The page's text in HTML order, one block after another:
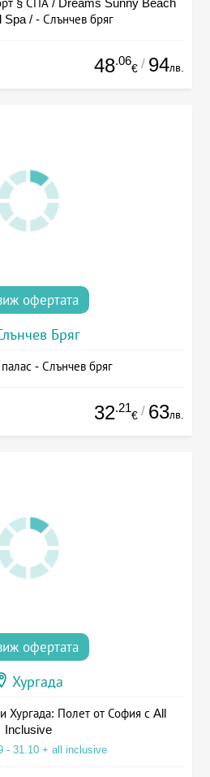
§ СПА / Dreams Sunny Beach
/ - Слънчев бряг
48.06
€ / 94лв.
офертата
Бряг
- Слънчев бряг
32.21
€ / 63лв.
офертата
Хургада
Хургада: Полет от София с All
Inclusive
- 31.10 + all inclusive